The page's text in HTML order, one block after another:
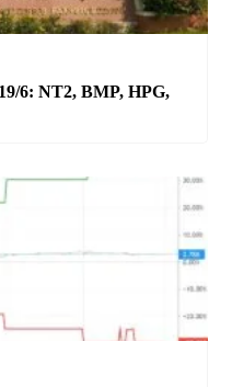
6: NT2, BMP, HPG,